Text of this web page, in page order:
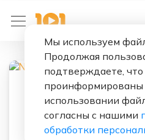
Мы используем
Продолжая
подтверждаете,
проинформированы
использовании
согласны с нашими
обработки